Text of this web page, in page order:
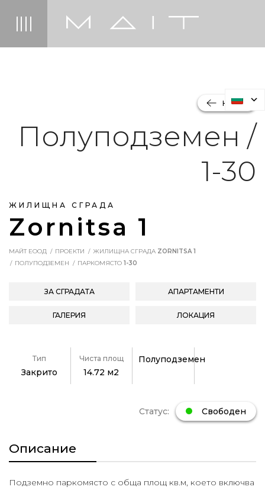
ЖИЛИЩНА СГРАДА
Zornitsa 1
НАЗАД
Полуподземен /
1-30
МАЙТ ЕООД ПРОЕКТИ ЖИЛИЩНА СГРАДА ZORNITSA 1
ПОЛУПОДЗЕМЕН
ПАРКОМЯСТО 1-30
ЗА СГРАДАТА АПАРТАМЕНТИ
ГАЛЕРИЯ ЛОКАЦИЯ
Тип
Закрито
Чиста площ
14.72 м2
Полуподземен
Статус: Свободен
Описание
Подземно паркомясто с обща площ кв.м, което включва